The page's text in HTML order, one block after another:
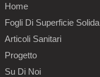
Home
Fogli Di Superficie Solida
Articoli Sanitari
Progetto
Su Di Noi